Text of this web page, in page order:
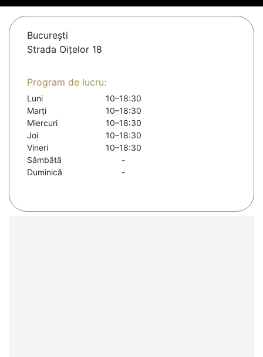
Bucureşti
Strada Oițelor 18
Program de lucru:
Luni
10–18:30
Marți
10–18:30
Miercuri
10–18:30
Joi
10–18:30
Vineri
10–18:30
Sâmbătă
-
Duminică
-